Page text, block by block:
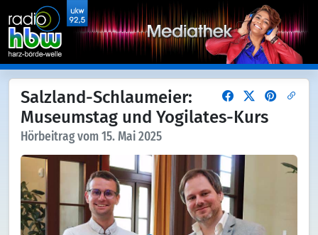
Salzland-Schlaumeier:
Museumstag und Yogilates-Kurs
Hörbeitrag vom 15. Mai 2025